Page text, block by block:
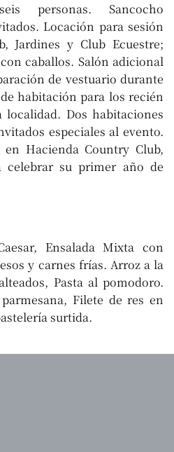
personas. Sancocho
Locación para sesión
Jardines y Club Ecuestre;
caballos. Salón adicional
de vestuario durante
habitación para los recién
Dos habitaciones
especiales al evento.
en Hacienda Country Club,
celebrar su primer año de
Ensalada Mixta con
y carnes frías. Arroz a la
Pasta al pomodoro.
Filete de res en
surtida.